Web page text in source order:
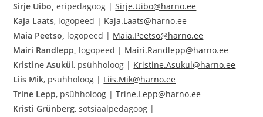
Sirje Uibo,eripedagoog |Sirje.Uibo@harno.ee
Kaja Laats, logopeed | Kaja.Laats@harno.ee
Maia Peetso, logopeed | Maia.Peetso@harno.ee
Mairi Randlepp, logopeed | Mairi.Randlepp@harno.ee
Kristine Asukül, psühholoog | Kristine.Asukul@harno.ee
Liis Mik, psühholoog | Liis.Mik@harno.ee
Trine Lepp, psühholoog |Trine.Lepp@harno.ee
Kristi Grünberg, sotsiaalpedagoog |